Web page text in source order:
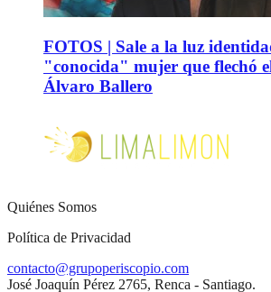
FOTOS | Sale a la luz
"conocida" mujer que flechó
Álvaro Ballero
Quiénes Somos
Política de Privacidad
contacto@grupoperiscopio.com
José Joaquín Pérez 2765, Renca - Santiago.